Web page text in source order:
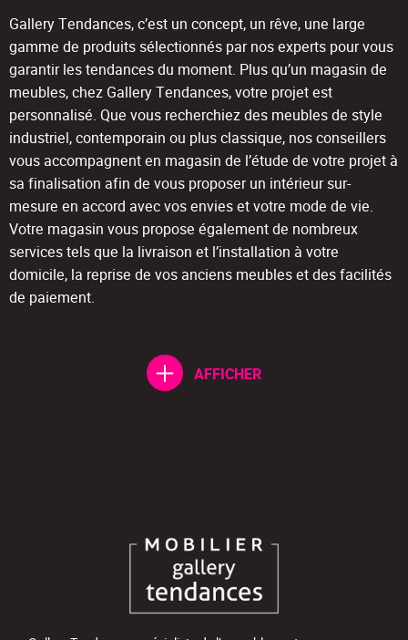
Gallery Tendances, c’est un concept, un rêve, une large
gamme de produits sélectionnés par nos experts pour vous
garantir les tendances du moment. Plus qu’un magasin de
meubles, chez Gallery Tendances, votre projet est
personnalisé. Que vous recherchiez des meubles de style
industriel, contemporain ou plus classique, nos conseillers
vous accompagnent en magasin de l’étude de votre projet à
sa finalisation afin de vous proposer un intérieur sur-
mesure en accord avec vos envies et votre mode de vie.
Votre magasin vous propose également de nombreux
services tels que la livraison et l’installation à votre
domicile, la reprise de vos anciens meubles et des facilités
de paiement.
AFFICHER